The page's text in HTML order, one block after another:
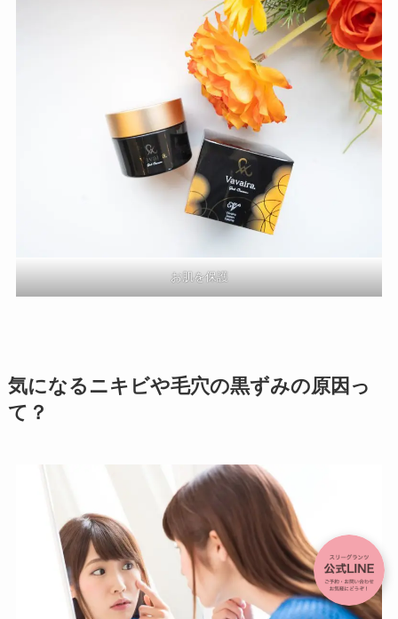
お肌を保護
気になる ニキビや毛穴の黒ずみの原因っ
て？